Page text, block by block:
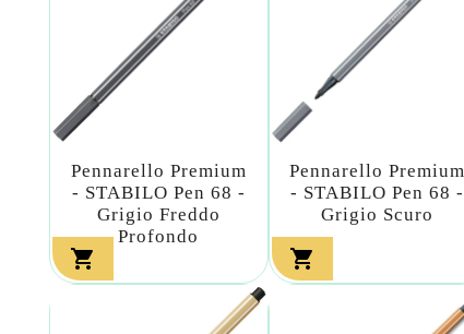
Pennarello Premium
- STABILO Pen 68 -
Grigio Freddo
Profondo

Pennarello Premium
- STABILO Pen 68 -
Grigio Scuro
